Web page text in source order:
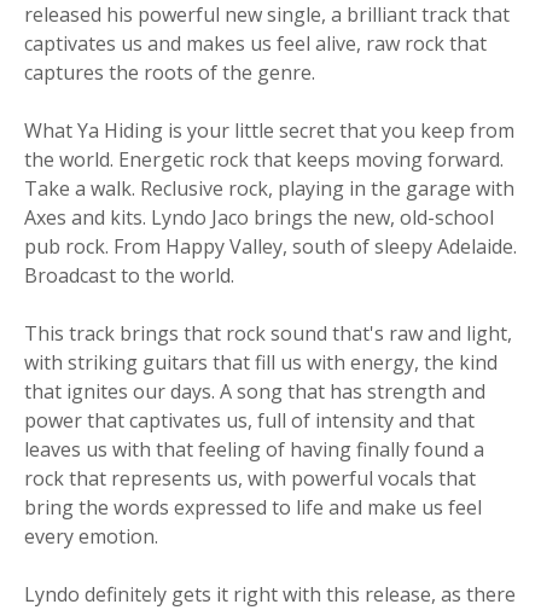
released his powerful new single, a brilliant track that
captivates us and makes us feel alive, raw rock that
captures the roots of the genre.
What Ya Hiding is your little secret that you keep from
the world. Energetic rock that keeps moving forward.
Take a walk. Reclusive rock, playing in the garage with
Axes and kits. Lyndo Jaco brings the new, old-school
pub rock. From Happy Valley, south of sleepy Adelaide.
Broadcast to the world.
This track brings that rock sound that's raw and light,
with striking guitars that fill us with energy, the kind
that ignites our days. A song that has strength and
power that captivates us, full of intensity and that
leaves us with that feeling of having finally found a
rock that represents us, with powerful vocals that
bring the words expressed to life and make us feel
every emotion.
Lyndo definitely gets it right with this release, as there